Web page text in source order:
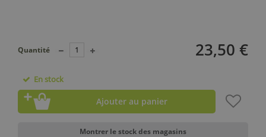
23,50 €
Quantité
En stock
Ajouter au panier
Montrer le stock des magasins